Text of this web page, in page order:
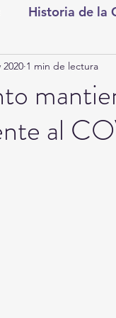
Historia de la
CDMX
al
2020 1 min de lectura